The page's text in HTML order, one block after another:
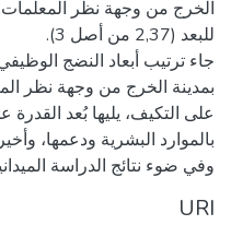
الخرج من وجهة نظر
جاء ترتيب أبعاد النضج
بمدينة الخرج من وجهة نظر
على التكيف، يليها بُعد القدرة
وفي ضوء نتائج الدراسة
URI